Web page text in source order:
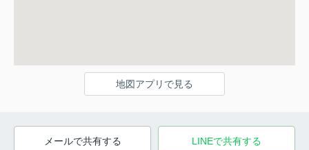
地図アプリで見る
メールで共有する LINEで共有する